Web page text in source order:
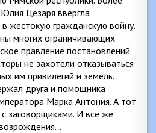
Юлия Цезаря ввергла
в жестокую гражданскую войну.
многих ограничивающих
правление постановлений
не захотели отказываться
им привилегий и земель.
друга и помощника
Марка Антония. А тот
с заговорщиками. И все же